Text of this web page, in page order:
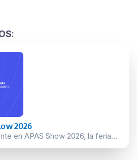
:
2026
en APAS Show 2026, la feria...